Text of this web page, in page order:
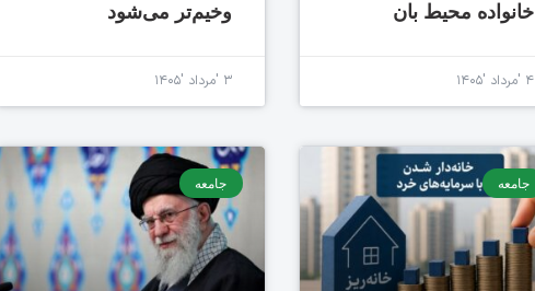
خانواده محیط بان
۴ 'مرداد '۱۴۰۵
وخیم‌تر می‌شود
۳ 'مرداد '۱۴۰۵
جامعه جامعه